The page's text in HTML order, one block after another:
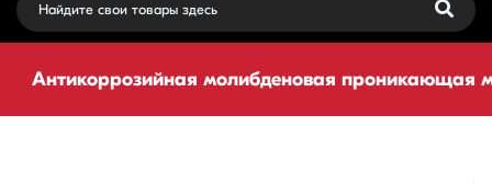
Антикоррозийная молибденовая проникающая